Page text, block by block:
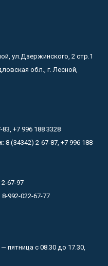
ул.Дзержинского, 2 стр.1
обл., г. Лесной,
+7 996 188 3328
8 (34342) 2-67-87, +7 996 188
67-97
992-022-67-77
пятница с 08.30 до 17.30,